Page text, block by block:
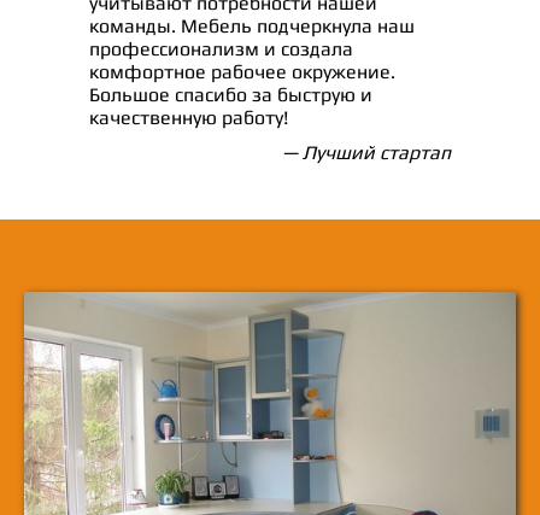
команды. Мебель подчеркнула наш
профессионализм и создала
комфортное рабочее окружение.
Большое спасибо за быструю и
качественную работу!
— Лучший стартап